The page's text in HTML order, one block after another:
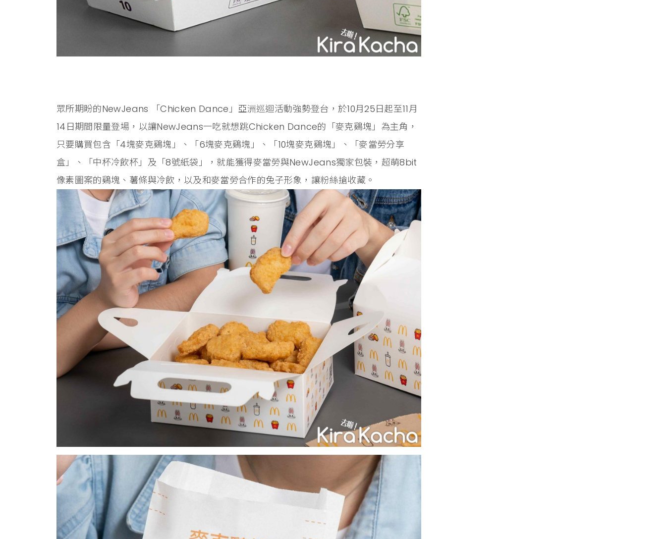
眾所期盼的NewJeans 「Chicken Dance」亞洲巡迴活動強勢登台，於10月25日起至11月
14日期間限量登場，以讓NewJeans一吃就想跳Chicken Dance的「麥克鷄塊」為主角，
只要購買包含「4塊麥克鷄塊」、「6塊麥克鷄塊」、「10塊麥克鷄塊」、「麥當勞分享
盒」、「中杯冷飲杯」及「8號紙袋」，就能獲得麥當勞與NewJeans獨家包裝，超萌8bit
像素圖案的鷄塊、薯條與冷飲，以及和麥當勞合作的兔子形象，讓粉絲搶收藏。